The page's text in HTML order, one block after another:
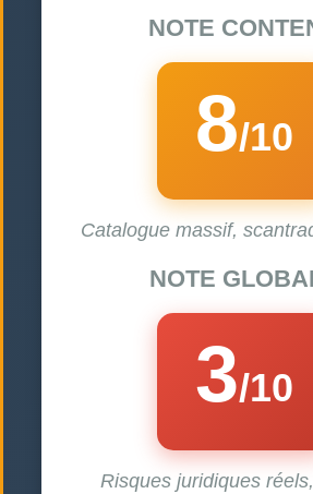
NOTE
8/10
Catalogue massif,
NOTE
3/10
Risques juridiques